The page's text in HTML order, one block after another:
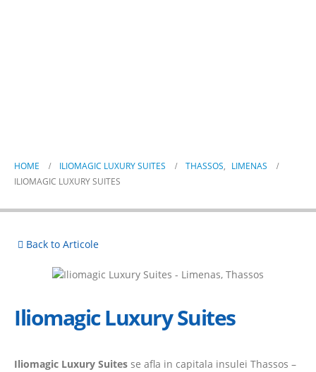
HOME ILIOMAGIC LUXURY SUITES THASSOS, LIMENAS
ILIOMAGIC LUXURY SUITES
Back to Articole
Iliomagic Luxury Suites
Iliomagic Luxury Suites se afla in capitala insulei Thassos –